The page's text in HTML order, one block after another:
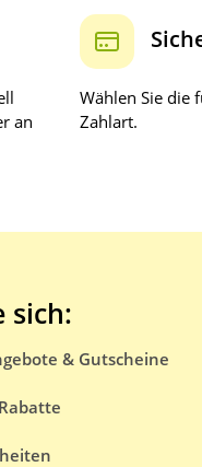
an
Wählen Sie die
Zahlart.
sich:
& Gutscheine